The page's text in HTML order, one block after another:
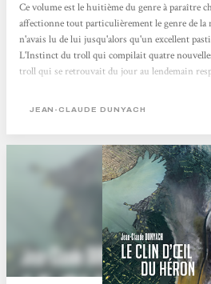
Ce volume est le huitième du genre à paraître
affectionne tout particulièrement le genre de la
n'avais lu de lui jusqu'alors qu'un excellent
L'Instinct du troll qui compilait quatre
troll qui se retrouvait du jour au lendemain
JEAN-CLAUDE DUNYACH